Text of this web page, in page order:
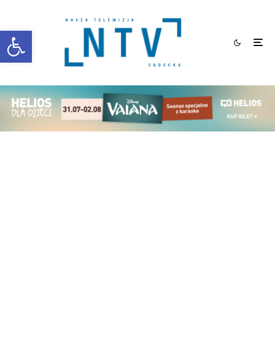
Otwórz pasek narzędzi